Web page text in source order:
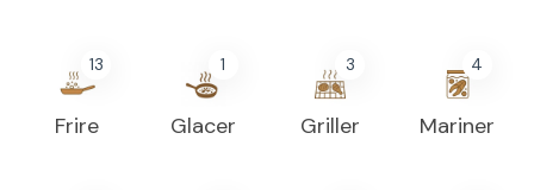
13
Frire
1
Glacer
3
Griller
4
Mariner